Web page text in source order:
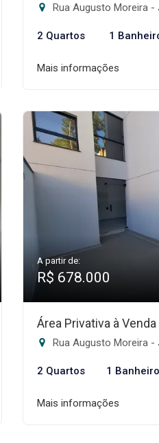
Rua Augusto Moreira -
2 Quartos 1
Mais informações
A partir de:
R$ 678.000
Área Privativa à
Rua Augusto Moreira -
2 Quartos 1 Banheiro
Mais informações